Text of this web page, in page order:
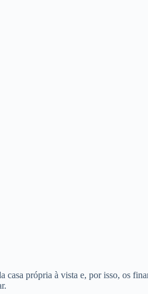
própria à vista e, por isso, os